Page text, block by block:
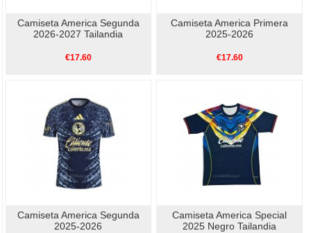
Camiseta America Segunda
2026-2027 Tailandia
€17.60
Camiseta America Primera
2025-2026
€17.60
Camiseta America Segunda
2025-2026
Camiseta America Special
2025 Negro Tailandia